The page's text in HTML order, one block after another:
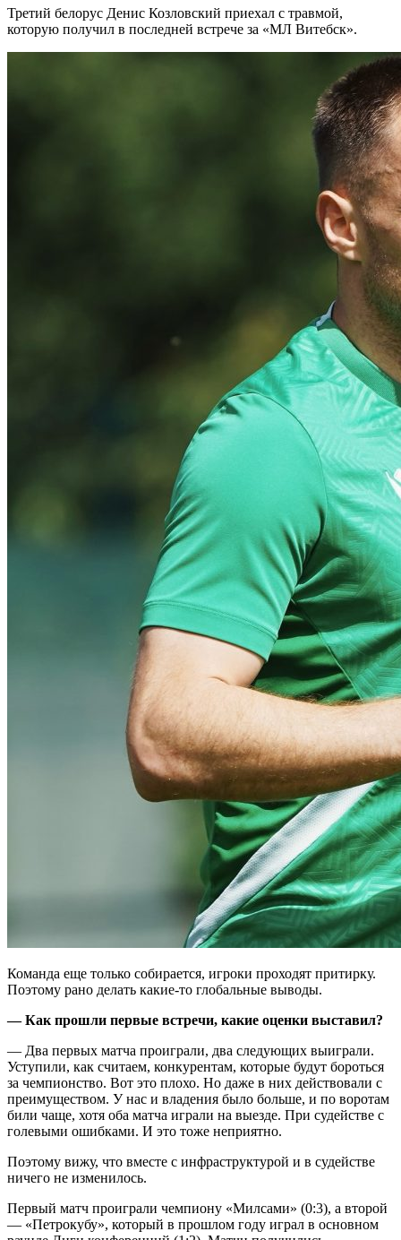
Третий белорус Денис Козловский приехал с травмой,
которую получил в последней встрече за «МЛ Витебск».
Команда еще только собирается, игроки проходят притирку.
Поэтому рано делать какие-то глобальные выводы.
— Как прошли первые встречи, какие оценки выставил?
— Два первых матча проиграли, два следующих выиграли.
Уступили, как считаем, конкурентам, которые будут бороться
за чемпионство. Вот это плохо. Но даже в них действовали с
преимуществом. У нас и владения было больше, и по воротам
били чаще, хотя оба матча играли на выезде. При судействе с
голевыми ошибками. И это тоже неприятно.
Поэтому вижу, что вместе с инфраструктурой и в судействе
ничего не изменилось.
Первый матч проиграли чемпиону «Милсами» (0:3), а второй
— «Петрокубу», который в прошлом году играл в основном